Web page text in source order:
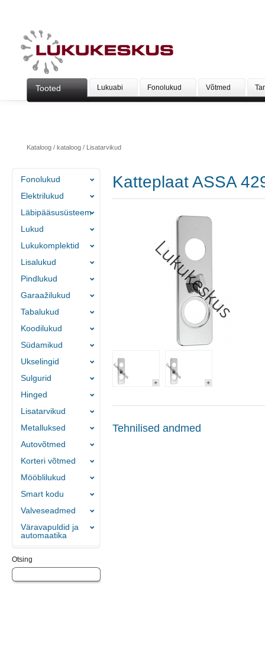
Tooted Lukuabi Fonolukud Võtmed
Kataloog/ kataloog/ Lisatarvikud
Katteplaat ASSA
Tehnilised andmed
Fonolukud
Elektrilukud
Läbipääsusüsteem
Lukud
Lukukomplektid
Lisalukud
Pindlukud
Garaažilukud
Tabalukud
Koodilukud
Südamikud
Ukselingid
Sulgurid
Hinged
Lisatarvikud
Metalluksed
Autovõtmed
Korteri võtmed
Mööblilukud
Smart kodu
Valveseadmed
Väravapuldid ja
automaatika
Otsing